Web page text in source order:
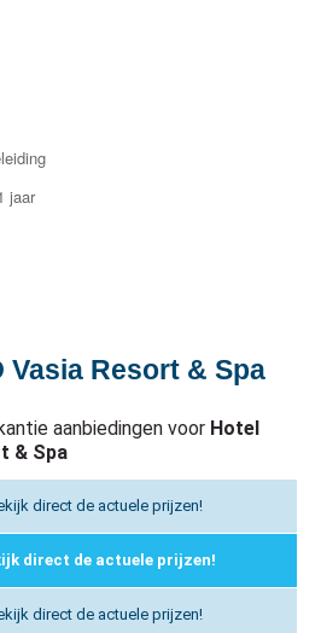
jaar
Vasia Resort & Spa
aanbiedingen voor Hotel
& Spa
direct de actuele prijzen!
direct de actuele prijzen!
direct de actuele prijzen!